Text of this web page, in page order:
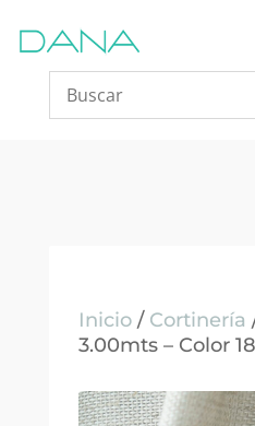
Inicio/ Cortinería
3.00mts – Color 18